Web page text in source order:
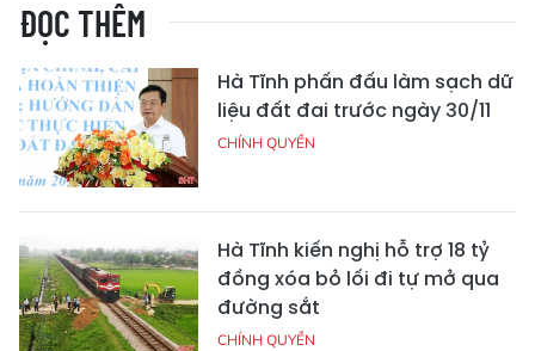
ĐỌC THÊM
Hà Tĩnh phấn đấu làm sạch dữ
liệu đất đai trước ngày 30/11
CHÍNH QUYỀN
Hà Tĩnh kiến nghị hỗ trợ 18 tỷ
đồng xóa bỏ lối đi tự mở qua
đường sắt
CHÍNH QUYỀN